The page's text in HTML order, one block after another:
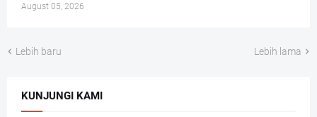
August 05, 2026
Lebih baru Lebih lama
KUNJUNGI KAMI